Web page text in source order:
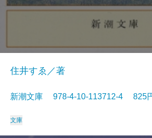
住井すゑ／著
新潮文庫 978-4-10-113712-4 825
文庫